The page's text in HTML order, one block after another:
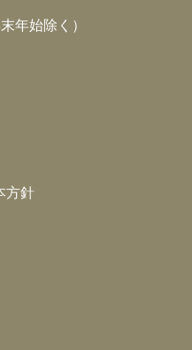
年始除く）
方針